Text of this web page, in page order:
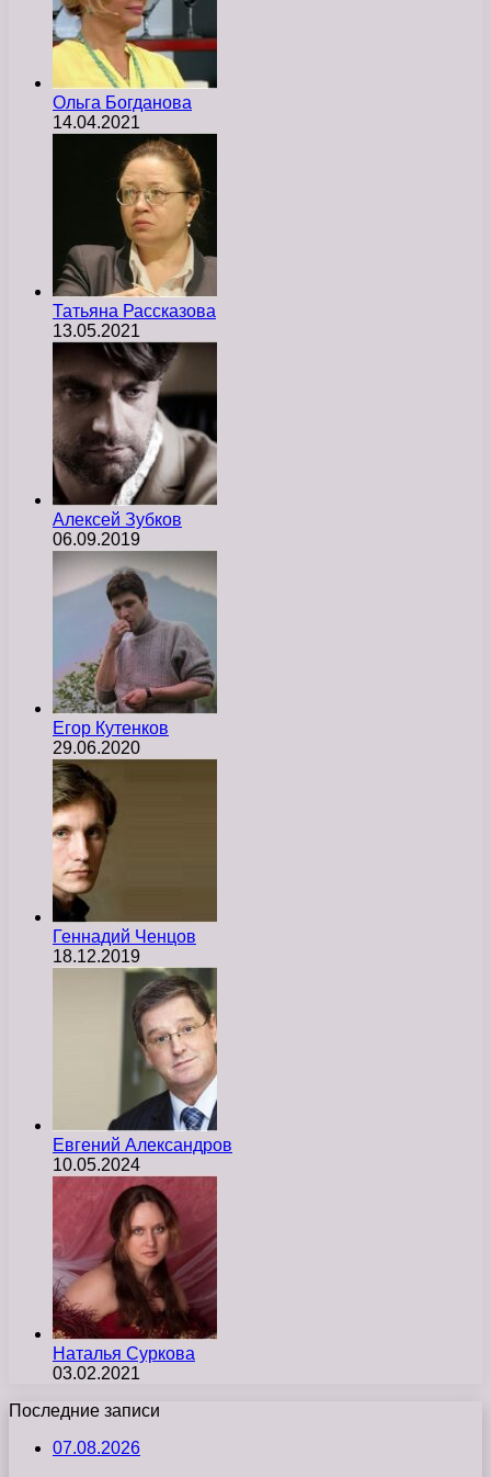
Ольга Богданова
14.04.2021
Татьяна Рассказова
13.05.2021
Алексей Зубков
06.09.2019
Егор Кутенков
29.06.2020
Геннадий Ченцов
18.12.2019
Евгений Александров
10.05.2024
Наталья Суркова
03.02.2021
Последние записи
07.08.2026